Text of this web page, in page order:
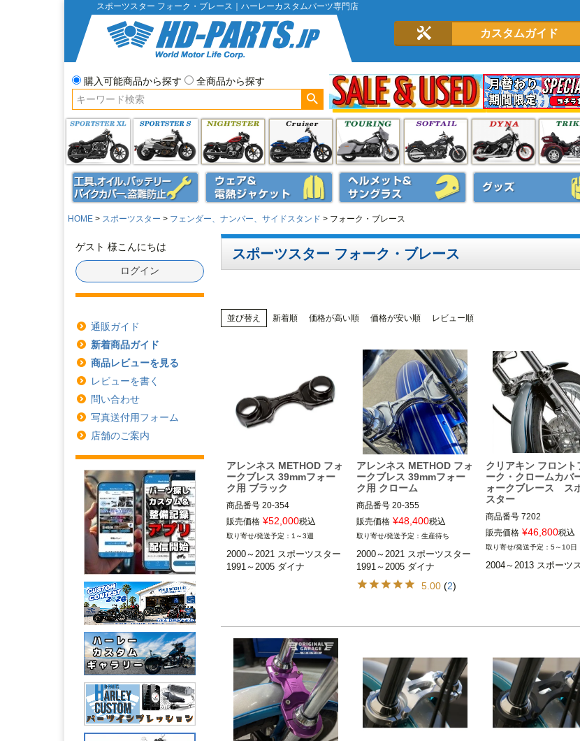
スポーツスター フォーク・ブレース｜ハーレーカスタムパーツ専門店
カスタムガイド
購入可能商品から探す
全商品から探す
HOME スポーツスター フェンダー、ナンバー、サイドスタンド フォーク・ブレース
ゲスト 様こんにちは
ログイン
通販ガイド
新着商品ガイド
商品レビューを見る
レビューを書く
問い合わせ
写真送付用フォーム
店舗のご案内
スポーツスター フォーク・ブレース
並び替え 新着順 価格が高い順 価格が安い順 レビュー順
アレンネス METHOD フォ
ークブレス 39mmフォー
ク用 ブラック
商品番号 20-354
39mmフロントフォーク標準装
着車。
※ワイドフォークおよび、フォ
ークブーツ装着車不可
※FXDWG不可
ARLEN NESS（アレンネ
販売価格 ¥52,000税込
1～3週
2000～2021 スポーツスター
1991～2005 ダイナ
アレンネス METHOD フォ
ークブレス 39mmフォー
ク用 クローム
商品番号 20-355
39mmフロントフォーク標準装
着車。
※ワイドフォークおよび、フォ
ークブーツ装着車不可
1991～2005 ダイナ
※FXDWG不可
ARLEN NESS（アレンネス）
販売価格 ¥48,400税込
生産待ち
2000～2021 スポーツスター
1991～2005 ダイナ
5.00(2)
クリアキン フロント
ーク・クロームカバ
ォークブレース ス
スター
商品番号7202
※2008 XL1200R、2009
3 XL883N、2008～
販売価格 ¥46,800税込
5～10日
2004～2013 スポーツ